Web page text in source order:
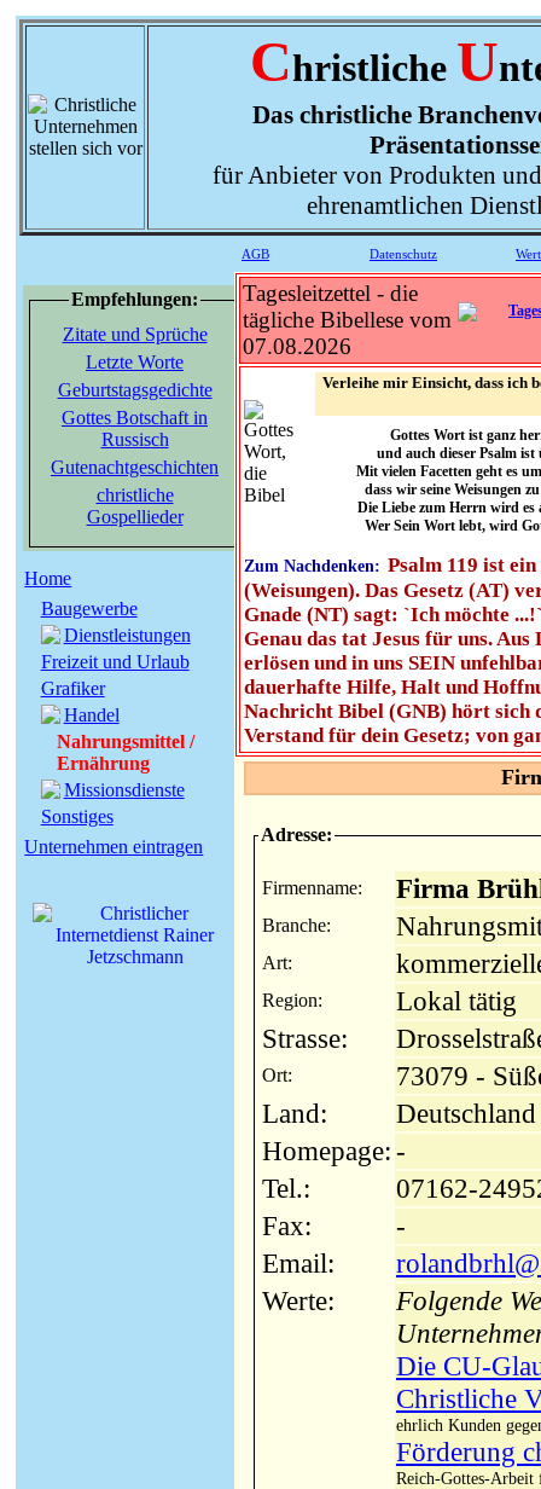
Christliche U
Das christliche
für Anbieter von Produkten
ehrenamtlichen
AGB Datenschutz
Empfehlungen:
Zitate und Sprüche
Letzte Worte
Geburtstagsgedichte
Gottes Botschaft in
Russisch
Gutenachtgeschichten
christliche
Gospellieder
Home
Baugewerbe
Dienstleistungen
Freizeit und Urlaub
Grafiker
Handel
Nahrungsmittel /
Ernährung
Missionsdienste
Sonstiges
Unternehmen eintragen
Tagesleitzettel - die
tägliche Bibellese vom
07.08.2026
Verleihe mir Einsicht, dass ich
Gottes Wort ist ganz
und auch dieser Psalm
Mit vielen Facetten geht es
dass wir seine Weisungen
Die Liebe zum Herrn wird es
Wer Sein Wort lebt, wird
Zum Nachdenken: Psalm 119 ist
(Weisungen). Das Gesetz (AT)
Gnade (NT) sagt: `Ich möchte
Genau das tat Jesus für uns.
erlösen und in uns SEIN
dauerhafte Hilfe, Halt und
Nachricht Bibel (GNB) hört sich
Verstand für dein Gesetz; von
Adresse:
Firmenname: Firma
Branche:
Art:
Region:
Lokal tätig
Strasse:
Ort:
73079 -
Land:
Deutschland
Homepage:-
Tel.:
07162-
Fax:
-
Email:
Werte:
Folgende
Die CU-
Christliche
ehrlich Kunden
Förderung
Reich-Gottes-Arbeit